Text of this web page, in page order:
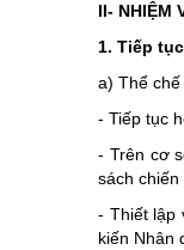
II- NHIỆM
1. Tiếp
a) Thể
- Tiếp tục
- Trên cơ
sách
- Thiết lập
kiến Nhân